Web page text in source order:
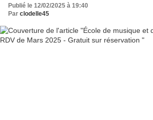
Publié le 12/02/2025 à 19:40
Par clodelle45